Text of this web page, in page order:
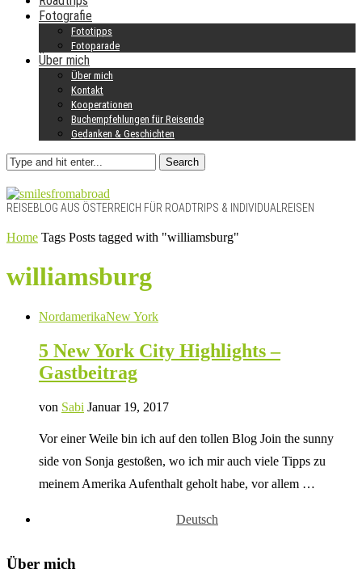
Fotografie
Fototipps
Fotoparade
Über mich
Über mich
Kontakt
Kooperationen
Buchempfehlungen für Reisende
Gedanken & Geschichten
Search
REISEBLOG AUS ÖSTERREICH FÜR ROADTRIPS & INDIVIDUALREISEN
Home Tags Posts tagged with "williamsburg"
williamsburg
NordamerikaNew York
5 New York City Highlights –
Gastbeitrag
von Sabi Januar 19, 2017
Vor einer Weile bin ich auf den tollen Blog Join the sunny
side von Sonja gestoßen, wo ich mir auch viele Tipps zu
meinem Amerika Aufenthalt geholt habe, vor allem …
Deutsch
Über mich